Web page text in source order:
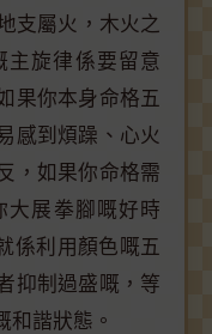
支屬火，木火之
主旋律係要留意
果你本身命格五
感到煩躁、心火
，如果你命格需
大展拳腳嘅好時
係利用顏色嘅五
抑制過盛嘅，等
和諧狀態。